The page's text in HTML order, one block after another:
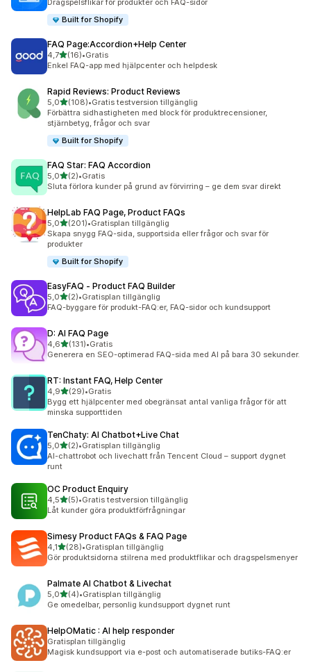
Dragspelsflikar för produkter och FAQ-sidor
Built for Shopify
FAQ Page:Accordion+Help Center
4,7av 5 stjärnor
(16)
16 recensioner totalt
•Gratis
Enkel FAQ-app med hjälpcenter och helpdesk
Rapid Reviews: Product Reviews
5,0av 5 stjärnor
(108)
108 recensioner totalt
•Gratis testversion tillgänglig
Förbättra sidhastigheten med block för produktrecensioner,
stjärnbetyg, frågor och svar
Built for Shopify
FAQ Star: FAQ Accordion
5,0av 5 stjärnor
(2)
2 recensioner totalt
•Gratis
Sluta förlora kunder på grund av förvirring – ge dem svar direkt
HelpLab FAQ Page, Product FAQs
5,0av 5 stjärnor
(201)
201 recensioner totalt
•Gratisplan tillgänglig
Skapa snygg FAQ-sida, supportsida eller frågor och svar för
produkter
Built for Shopify
EasyFAQ ‑ Product FAQ Builder
5,0av 5 stjärnor
(2)
2 recensioner totalt
•Gratisplan tillgänglig
FAQ-byggare för produkt-FAQ:er, FAQ-sidor och kundsupport
D: AI FAQ Page
4,6av 5 stjärnor
(131)
131 recensioner totalt
•Gratis
Generera en SEO-optimerad FAQ-sida med AI på bara 30 sekunder.
RT: Instant FAQ, Help Center
4,9av 5 stjärnor
(29)
29 recensioner totalt
•Gratis
Bygg ett hjälpcenter med obegränsat antal vanliga frågor för att
minska supporttiden
TenChaty: AI Chatbot+Live Chat
5,0av 5 stjärnor
(2)
2 recensioner totalt
•Gratisplan tillgänglig
AI-chattrobot och livechatt från Tencent Cloud – support dygnet
runt
OC Product Enquiry
4,5av 5 stjärnor
(5)
5 recensioner totalt
•Gratis testversion tillgänglig
Låt kunder göra produktförfrågningar
Simesy Product FAQs & FAQ Page
4,1av 5 stjärnor
(28)
28 recensioner totalt
•Gratisplan tillgänglig
Gör produktsidorna stilrena med produktflikar och dragspelsmenyer
Palmate AI Chatbot & Livechat
5,0av 5 stjärnor
(4)
4 recensioner totalt
•Gratisplan tillgänglig
Ge omedelbar, personlig kundsupport dygnet runt
HelpOMatic : AI help responder
Gratisplan tillgänglig
Magisk kundsupport via e-post och automatiserade butiks-FAQ:er